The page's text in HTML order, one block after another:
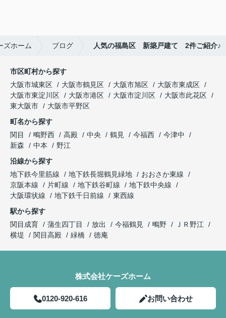
ズホーム ブログ 人気の福島区 新築戸建て 2件ご紹介♪
市区町村から探す
大阪市城東区
大阪市鶴見区 大阪市旭区
大阪市東成区
大阪市東淀川区
大阪市港区 大阪市淀川区
大阪市此花区
東大阪市
大阪市平野区
町名から探す
関目
鴫野西 高殿 中央 鶴見 今福西
今津中
新森
中本
野江
沿線から探す
地下鉄今里筋線
地下鉄長堀鶴見緑地
おおさか東線
京阪本線
片町線 地下鉄谷町線
地下鉄中央線
大阪環状線
地下鉄千日前線
東西線
駅から探す
関目成育
蒲生四丁目 放出 今福鶴見 鴫野
ＪＲ野江
横堤
関目高殿 緑橋 徳庵
株式会社ケーズホーム
0120-920-616 お問い合わせ